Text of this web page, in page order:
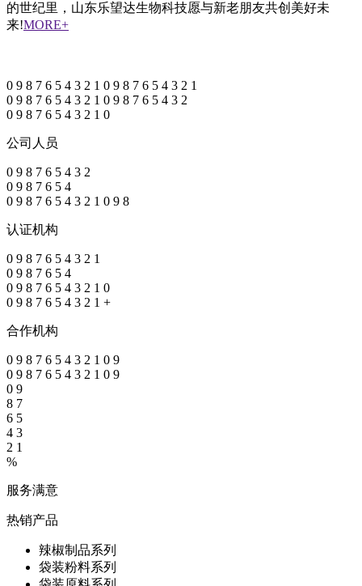
的世纪里，山东乐望达生物科技愿与新老朋友共创美好未
来!MORE+
0 9 8 7 6 5 4 3 2 1 0 9 8 7 6 5 4 3 2 1
0 9 8 7 6 5 4 3 2 1 0 9 8 7 6 5 4 3 2
0 9 8 7 6 5 4 3 2 1 0
公司人员
0 9 8 7 6 5 4 3 2
0 9 8 7 6 5 4
0 9 8 7 6 5 4 3 2 1 0 9 8
认证机构
0 9 8 7 6 5 4 3 2 1
0 9 8 7 6 5 4
0 9 8 7 6 5 4 3 2 1 0
0 9 8 7 6 5 4 3 2 1 +
合作机构
0 9 8 7 6 5 4 3 2 1 0 9
0 9 8 7 6 5 4 3 2 1 0 9
0 9
8 7
6 5
4 3
2 1
%
服务满意
热销产品
辣椒制品系列
袋装粉料系列